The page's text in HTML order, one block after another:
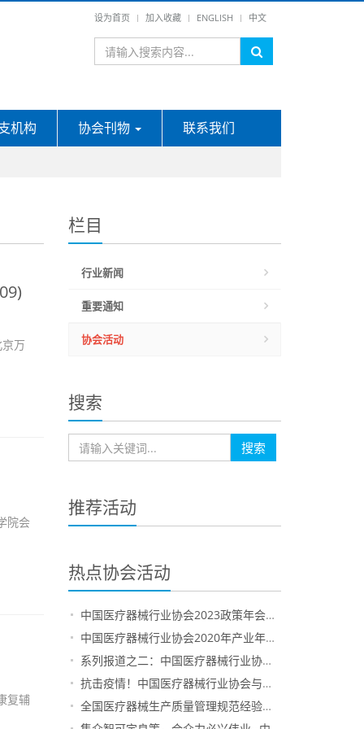
设为首页 加入收藏 ENGLISH 中文
机构 协会刊物 联系我们
万
院会
复辅
栏目
行业新闻
重要通知
协会活动
搜索
搜索
推荐活动
热点协会活动
中国医疗器械行业协会2023政策年会在京召开
中国医疗器械行业协会2020年产业年会在上海圆满落幕
系列报道之二：中国医疗器械行业协会发布第三届全国医疗器械生产质量管理规范经验交流会参会企业经验交流材料汇总——天津、山西地区企业
抗击疫情！中国医疗器械行业协会与会员企业并肩作战（一）
全国医疗器械生产质量管理规范经验交流会200家示范企业名单公布